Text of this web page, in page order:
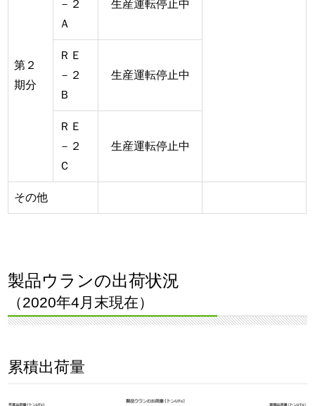
第２
期分
－２
Ａ
生産運転停止中
ＲＥ
－２
Ｂ
生産運転停止中
ＲＥ
－２
Ｃ
生産運転停止中
その他
製品ウランの出荷状況
（2020年4月末現在）
累積出荷量